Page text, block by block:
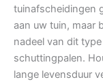
tuinafscheidingen
aan uw tuin, maar
nadeel van dit
schuttingpalen.
lange levensduur